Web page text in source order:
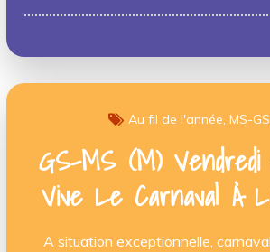
Au fil de l'année MS-
GS-MS (M)
Vive Le Carnaval À
A situation exceptionnelle,